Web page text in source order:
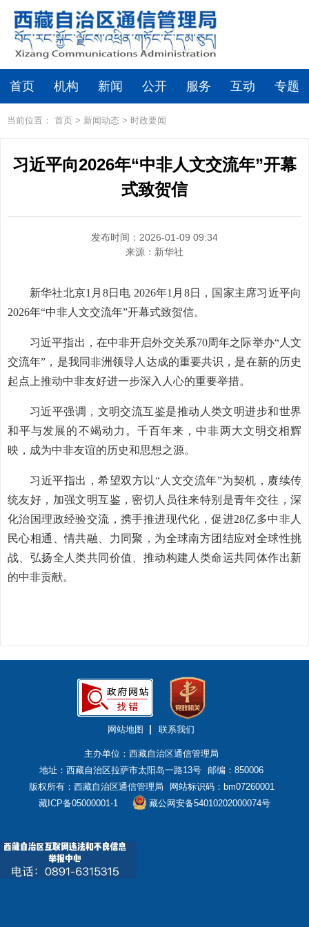
首页 机构 新闻 公开 服务 互动 专题
当前位置： 首页 > 新闻动态 > 时政要闻
习近平向2026年“中非人文交流年”开幕
式致贺信
发布时间：2026-01-09 09:34
来源： 新华社
新华社北京1月8日电 2026年1月8日，国家主席习近平向
2026年“中非人文交流年”开幕式致贺信。
习近平指出，在中非开启外交关系70周年之际举办“人文
交流年”，是我同非洲领导人达成的重要共识，是在新的历史
起点上推动中非友好进一步深入人心的重要举措。
习近平强调，文明交流互鉴是推动人类文明进步和世界
和平与发展的不竭动力。千百年来，中非两大文明交相辉
映，成为中非友谊的历史和思想之源。
习近平指出，希望双方以“人文交流年”为契机，赓续传
统友好，加强文明互鉴，密切人员往来特别是青年交往，深
化治国理政经验交流，携手推进现代化，促进28亿多中非人
民心相通、情共融、力同聚，为全球南方团结应对全球性挑
战、弘扬全人类共同价值、推动构建人类命运共同体作出新
的中非贡献。
网站地图 联系我们
主办单位：西藏自治区通信管理局
地址：西藏自治区拉萨市太阳岛一路13号 邮编：850006
版权所有：西藏自治区通信管理局
网站标识码：bm07260001
藏ICP备05000001-1
藏公网安备54010202000074号